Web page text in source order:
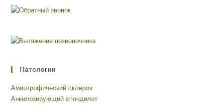
Патологии
Амиотрофический склероз
Анкилозирующий спондилит